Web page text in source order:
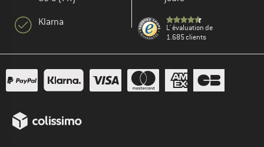
Klarna
L' évaluation de
1.685 clients